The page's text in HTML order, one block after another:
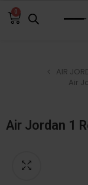
0
AIR
Air
Air Jordan 1